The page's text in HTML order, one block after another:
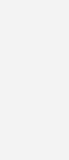
ーマーク)
ット